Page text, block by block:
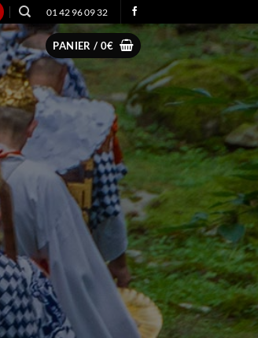
01 42 96 09 32
PANIER / 0€